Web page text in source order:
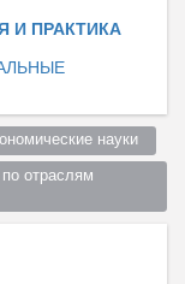
И ПРАКТИКА
науки
отраслям